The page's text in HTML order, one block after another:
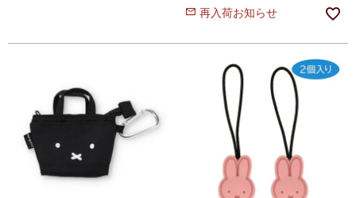
再入荷お知らせ